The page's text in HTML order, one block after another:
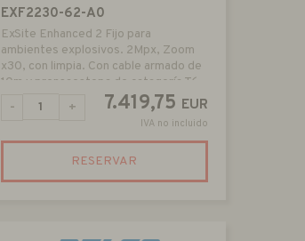
EXF2230-62-A0
ExSite Enhanced 2 Fijo para
ambientes explosivos. 2Mpx, Zoom
x30, con limpia. Con cable armado de
10m y prensaestopa de catagoría T6
7.419,75 EUR
IVA no incluido
- +
RESERVAR